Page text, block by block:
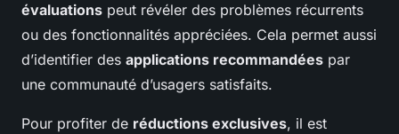
évaluations peut révéler des problèmes récurrents
ou des fonctionnalités appréciées. Cela permet aussi
d’identifier des applications recommandées par
une communauté d’usagers satisfaits.
Pour profiter de réductions exclusives, il est